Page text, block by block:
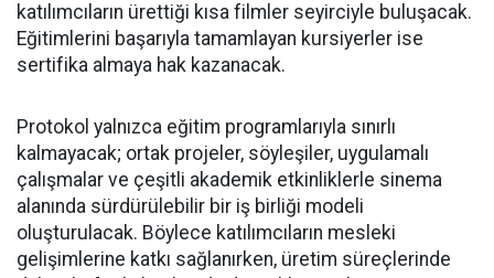
katılımcıların ürettiği kısa filmler seyirciyle buluşacak.
Eğitimlerini başarıyla tamamlayan kursiyerler ise
sertifika almaya hak kazanacak.
Protokol yalnızca eğitim programlarıyla sınırlı
kalmayacak; ortak projeler, söyleşiler, uygulamalı
çalışmalar ve çeşitli akademik etkinliklerle sinema
alanında sürdürülebilir bir iş birliği modeli
oluşturulacak. Böylece katılımcıların mesleki
gelişimlerine katkı sağlanırken, üretim süreçlerinde